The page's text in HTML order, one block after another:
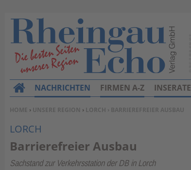
SIE BEFINDEN SICH HIER:
HOME › UNSERE REGION › LORCH › BARRIEREFREIER AUSBAU
LORCH
Barrierefreier Ausbau
Sachstand zur Verkehrsstation der DB in Lorch
H
o
m
e
NACHRICHTEN FIRMEN A-Z INSERATE